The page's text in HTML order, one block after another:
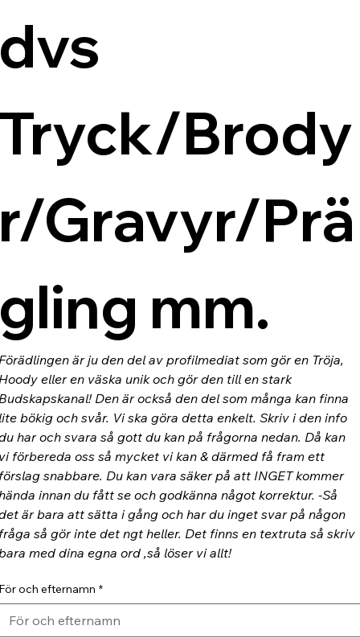
Brody
Gravyr/Prä
mm.
är ju den del av profilmediat som gör en Tröja,
eller en väska unik och gör den till en stark
Den är också den del som många kan finna
bökig och svår. Vi ska göra detta enkelt. Skriv i den info
har och svara så gott du kan på frågorna nedan. Då kan
förbereda oss så mycket vi kan & därmed få fram ett
snabbare. Du kan vara säker på att INGET kommer
innan du fått se och godkänna något korrektur. -Så
är bara att sätta i gång och har du inget svar på någon
så gör inte det ngt heller. Det finns en textruta så skriv
med dina egna ord ,så löser vi allt!
och efternamn *